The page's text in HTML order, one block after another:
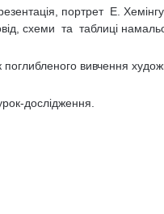
портрет Е.
схеми та таблиці
поглибленого вивчення
дослідження.